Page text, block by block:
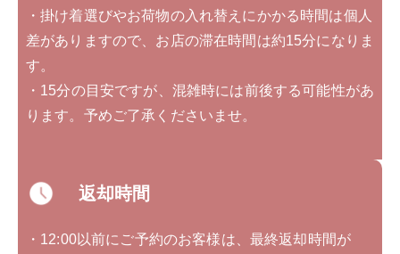
・掛け着選びやお荷物の入れ替えにかかる時間は個人
差がありますので、お店の滞在時間は約15分になりま
す。
・15分の目安ですが、混雑時には前後する可能性があ
ります。予めご了承くださいませ。
返却時間
・12:00以前にご予約のお客様は、最終返却時間が